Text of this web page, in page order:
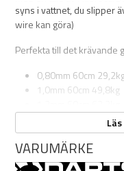
syns i vattnet, du slipper
wire kan göra)
Perfekta till det krävande
0,80mm 60cm
1,0mm 60cm 49,8kg
VARUMÄRKE